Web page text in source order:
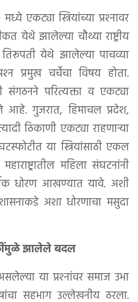
एकट्या स्त्रियांच्या प्रश्‍नावर
येथे झालेल्या चौथ्या राष्ट्रीय
येथे झालेल्या पाचव्या
प्रमुख चर्चेचा विषय होता.
संगठनने परित्यक्ता व एकट्या
आहे. गुजरात, हिमाचल प्रदेश,
ठिकाणी एकट्या राहणाऱ्या
या स्त्रियांसाठी एकल
महिला संघटनांनी
धोरण आखण्यात यावे. अशी
अशा धोरणाचा मसुदा
झालेले बदल
या प्रश्‍नांवर समाज उभा
सहभाग उल्लेखनीय ठरला.